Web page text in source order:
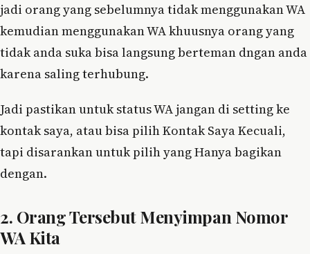
jadi orang yang sebelumnya tidak menggunakan WA
kemudian menggunakan WA khuusnya orang yang
tidak anda suka bisa langsung berteman dngan anda
karena saling terhubung.
Jadi pastikan untuk status WA jangan di setting ke
kontak saya, atau bisa pilih Kontak Saya Kecuali,
tapi disarankan untuk pilih yang Hanya bagikan
dengan.
2. Orang Tersebut Menyimpan Nomor
WA Kita